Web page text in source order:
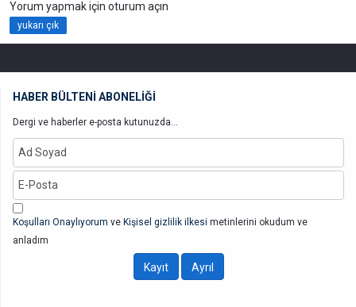
Yorum yapmak için oturum açın
yukarı çık
HABER BÜLTENİ ABONELİĞİ
Dergi ve haberler e-posta kutunuzda...
Koşulları Onaylıyorum ve Kişisel gizlilik ilkesi metinlerini okudum ve
anladım